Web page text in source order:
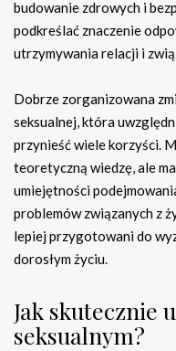
budowanie zdrowych i
podkreślać znaczenie
utrzymywania relacji i
Dobrze zorganizowana
seksualnej, która
przynieść wiele korzyści.
teoretyczną wiedzę, ale
umiejętności
problemów związanych z
lepiej przygotowani do
dorosłym życiu.
Jak skutecznie
seksualnym?